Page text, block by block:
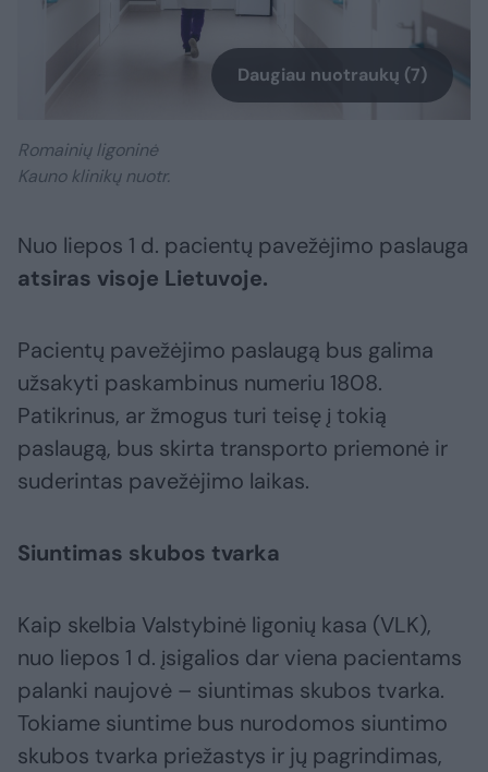
Daugiau nuotraukų (7)
Romainių ligoninė
Kauno klinikų nuotr.
Nuo liepos 1 d. pacientų pavežėjimo paslauga
atsiras visoje Lietuvoje.
Pacientų pavežėjimo paslaugą bus galima
užsakyti paskambinus numeriu 1808.
Patikrinus, ar žmogus turi teisę į tokią
paslaugą, bus skirta transporto priemonė ir
suderintas pavežėjimo laikas.
Siuntimas skubos tvarka
Kaip skelbia Valstybinė ligonių kasa (VLK),
nuo liepos 1 d. įsigalios dar viena pacientams
palanki naujovė – siuntimas skubos tvarka.
Tokiame siuntime bus nurodomos siuntimo
skubos tvarka priežastys ir jų pagrindimas,